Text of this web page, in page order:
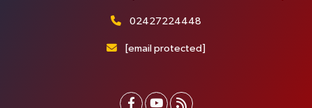
02427224448
[email protected]